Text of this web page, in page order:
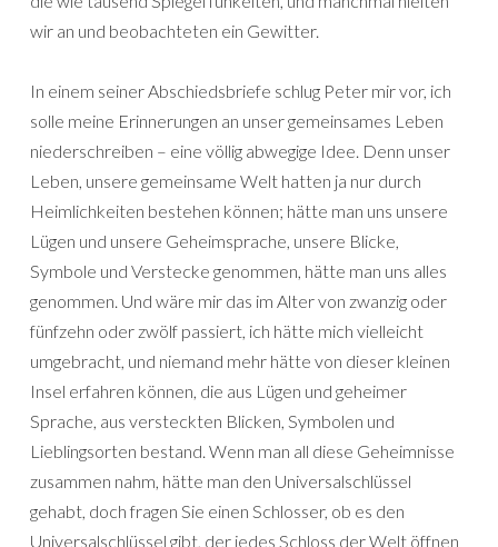
wir an und beobachteten ein Gewitter.
In einem seiner Abschiedsbriefe schlug Peter mir vor, ich
solle meine Erinnerungen an unser gemeinsames Leben
niederschreiben – eine völlig abwegige Idee. Denn unser
Leben, unsere gemeinsame Welt hatten ja nur durch
Heimlichkeiten bestehen können; hätte man uns unsere
Lügen und unsere Geheimsprache, unsere Blicke,
Symbole und Verstecke genommen, hätte man uns alles
genommen. Und wäre mir das im Alter von zwanzig oder
fünfzehn oder zwölf passiert, ich hätte mich vielleicht
umgebracht, und niemand mehr hätte von dieser kleinen
Insel erfahren können, die aus Lügen und geheimer
Sprache, aus versteckten Blicken, Symbolen und
Lieblingsorten bestand. Wenn man all diese Geheimnisse
zusammen nahm, hätte man den Universalschlüssel
gehabt, doch fragen Sie einen Schlosser, ob es den
Universalschlüssel gibt, der jedes Schloss der Welt öffnen